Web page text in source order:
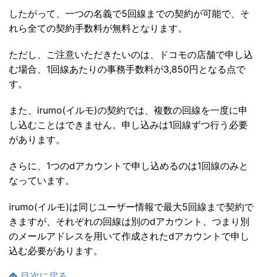
したがって、一つの名義で5回線までの契約が可能で、そ
れら全ての契約手数料が無料となります。
ただし、ご注意いただきたいのは、ドコモの店舗で申し込
む場合、1回線あたりの事務手数料が3,850円となる点で
す。
また、irumo(イルモ)の契約では、複数の回線を一度に申
し込むことはできません。申し込みは1回線ずつ行う必要
があります。
さらに、1つのdアカウントで申し込めるのは1回線のみと
なっています。
irumo(イルモ)は同じユーザー情報で最大5回線まで契約で
きますが、それぞれの回線は別のdアカウント、つまり別
のメールアドレスを用いて作成されたdアカウントで申し
込む必要があります。